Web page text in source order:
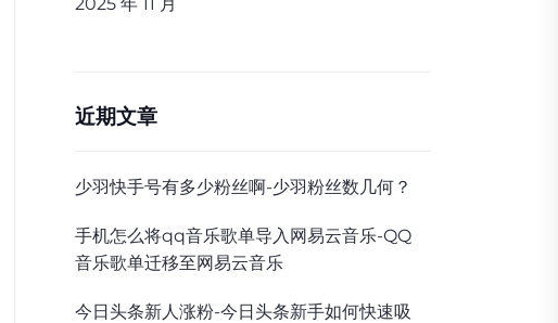
近期文章
少羽快手号有多少粉丝啊-少羽粉丝数几何？
手机怎么将qq音乐歌单导入网易云音乐-QQ
音乐歌单迁移至网易云音乐
今日头条新人涨粉-今日头条新手如何快速吸